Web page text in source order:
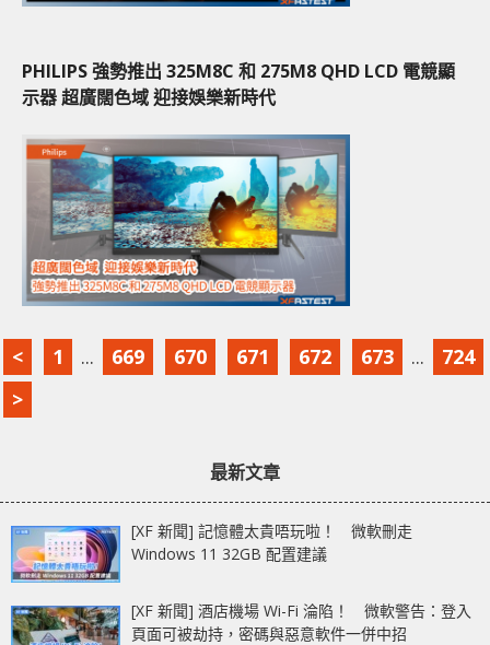
PHILIPS 強勢推出 325M8C 和 275M8 QHD LCD 電競顯
示器 超廣闊色域 迎接娛樂新時代
< 1 ... 669 670 671 672 673 ...
724
>
最新文章
[XF 新聞] 記憶體太貴唔玩啦！ 微軟刪走
Windows 11 32GB 配置建議
[XF 新聞] 酒店機場 Wi-Fi 淪陷！ 微軟警告：登入
頁面可被劫持，密碼與惡意軟件一併中招